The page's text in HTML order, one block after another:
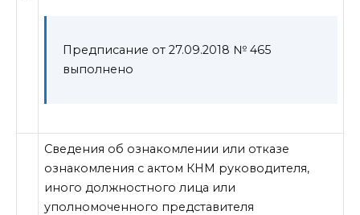
Предписание от 27.09.2018 № 465
выполнено
Сведения об ознакомлении или отказе
ознакомления с актом КНМ руководителя,
иного должностного лица или
уполномоченного представителя